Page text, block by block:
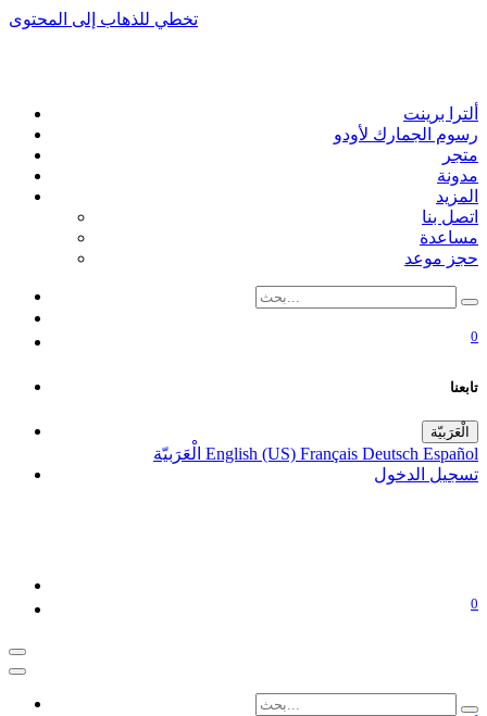
تخطي للذهاب إلى المحتوى
ألترا برينت
رسوم الجمارك لأودو
متجر
مدونة
المزيد
اتصل بنا
مساعدة
حجز موعد
0
تابعنا
الْعَرَبيّة
الْعَرَبيّة English (US) Français Deutsch Español
تسجيل الدخول
0